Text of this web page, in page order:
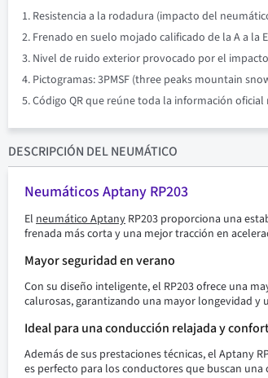
Resistencia a la rodadura (impacto del
Frenado en suelo mojado calificado de la A a la E
Nivel de ruido exterior provocado por el
Pictogramas: 3PMSF (three peaks mountain
Código QR que reúne toda la información
DESCRIPCIÓN DEL NEUMÁTICO
Neumáticos Aptany RP203
El neumático Aptany RP203 proporciona una
frenada más corta y una mejor tracción en
Mayor seguridad en verano
Con su diseño inteligente, el RP203 ofrece una
calurosas, garantizando una mayor longevidad
Ideal para una conducción relajada y
Además de sus prestaciones técnicas, el Aptany
es perfecto para los conductores que buscan